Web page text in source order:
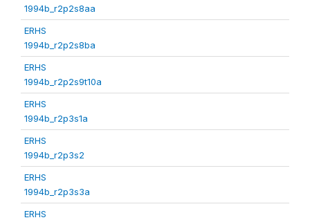
1994b_r2p2s8aa
ERHS
1994b_r2p2s8ba
ERHS
1994b_r2p2s9t10a
ERHS
1994b_r2p3s1a
ERHS
1994b_r2p3s2
ERHS
1994b_r2p3s3a
ERHS